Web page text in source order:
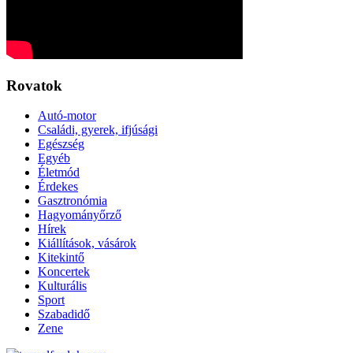
Rovatok
Autó-motor
Családi, gyerek, ifjúsági
Egészség
Egyéb
Életmód
Érdekes
Gasztronómia
Hagyományőrző
Hírek
Kiállítások, vásárok
Kitekintő
Koncertek
Kulturális
Sport
Szabadidő
Zene